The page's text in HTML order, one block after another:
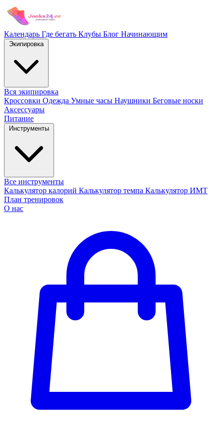
Календарь Где бегать Клубы Блог Начинающим
Экипировка
Вся экипировка
Кроссовки Одежда Умные часы Наушники Беговые носки
Аксессуары
Питание
Все инструменты
Калькулятор калорий Калькулятор темпа Калькулятор ИМТ
План тренировок
О нас